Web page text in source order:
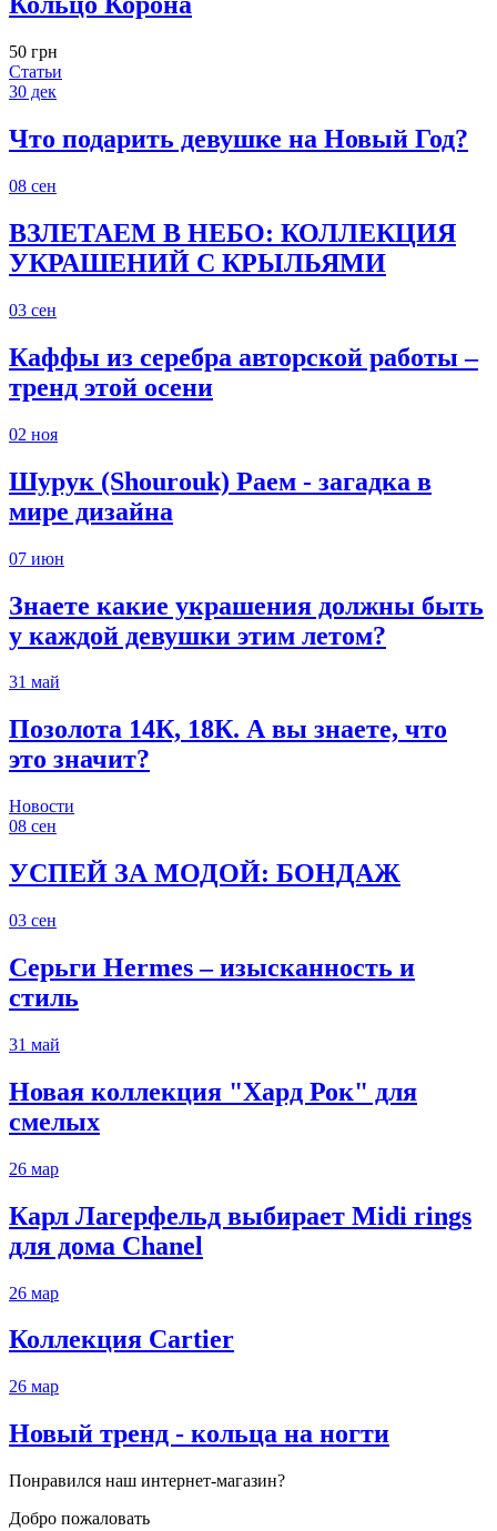
50 грн
Статьи
30 дек
Что подарить девушке на Новый Год?
08 сен
ВЗЛЕТАЕМ В НЕБО: КОЛЛЕКЦИЯ
УКРАШЕНИЙ С КРЫЛЬЯМИ
03 сен
Каффы из серебра авторской работы –
тренд этой осени
02 ноя
Шурук (Shourouk) Раем - загадка в
мире дизайна
07 июн
Знаете какие украшения должны быть
у каждой девушки этим летом?
31 май
Позолота 14К, 18К. А вы знаете, что
это значит?
Новости
08 сен
УСПЕЙ ЗА МОДОЙ: БОНДАЖ
03 сен
Серьги Hermes – изысканность и
стиль
31 май
Новая коллекция "Хард Рок" для
смелых
26 мар
Карл Лагерфельд выбирает Midi rings
для дома Chanel
26 мар
Коллекция Cartier
26 мар
Новый тренд - кольца на ногти
Понравился наш интернет-магазин?
Добро пожаловать